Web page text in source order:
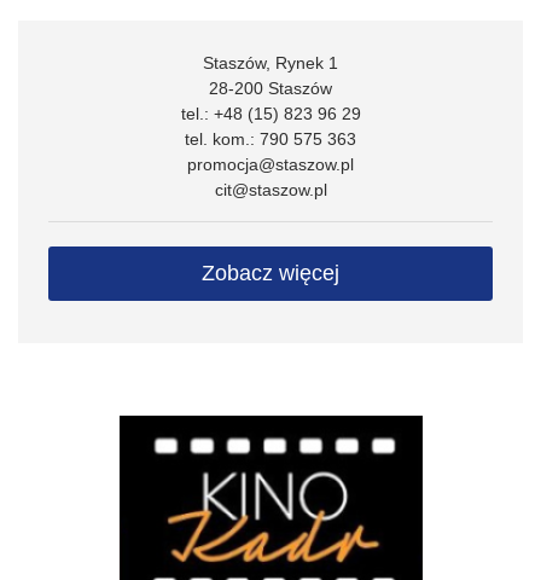
Staszów, Rynek 1
28-200 Staszów
tel.: +48 (15) 823 96 29
tel. kom.: 790 575 363
promocja@staszow.pl
cit@staszow.pl
Zobacz więcej